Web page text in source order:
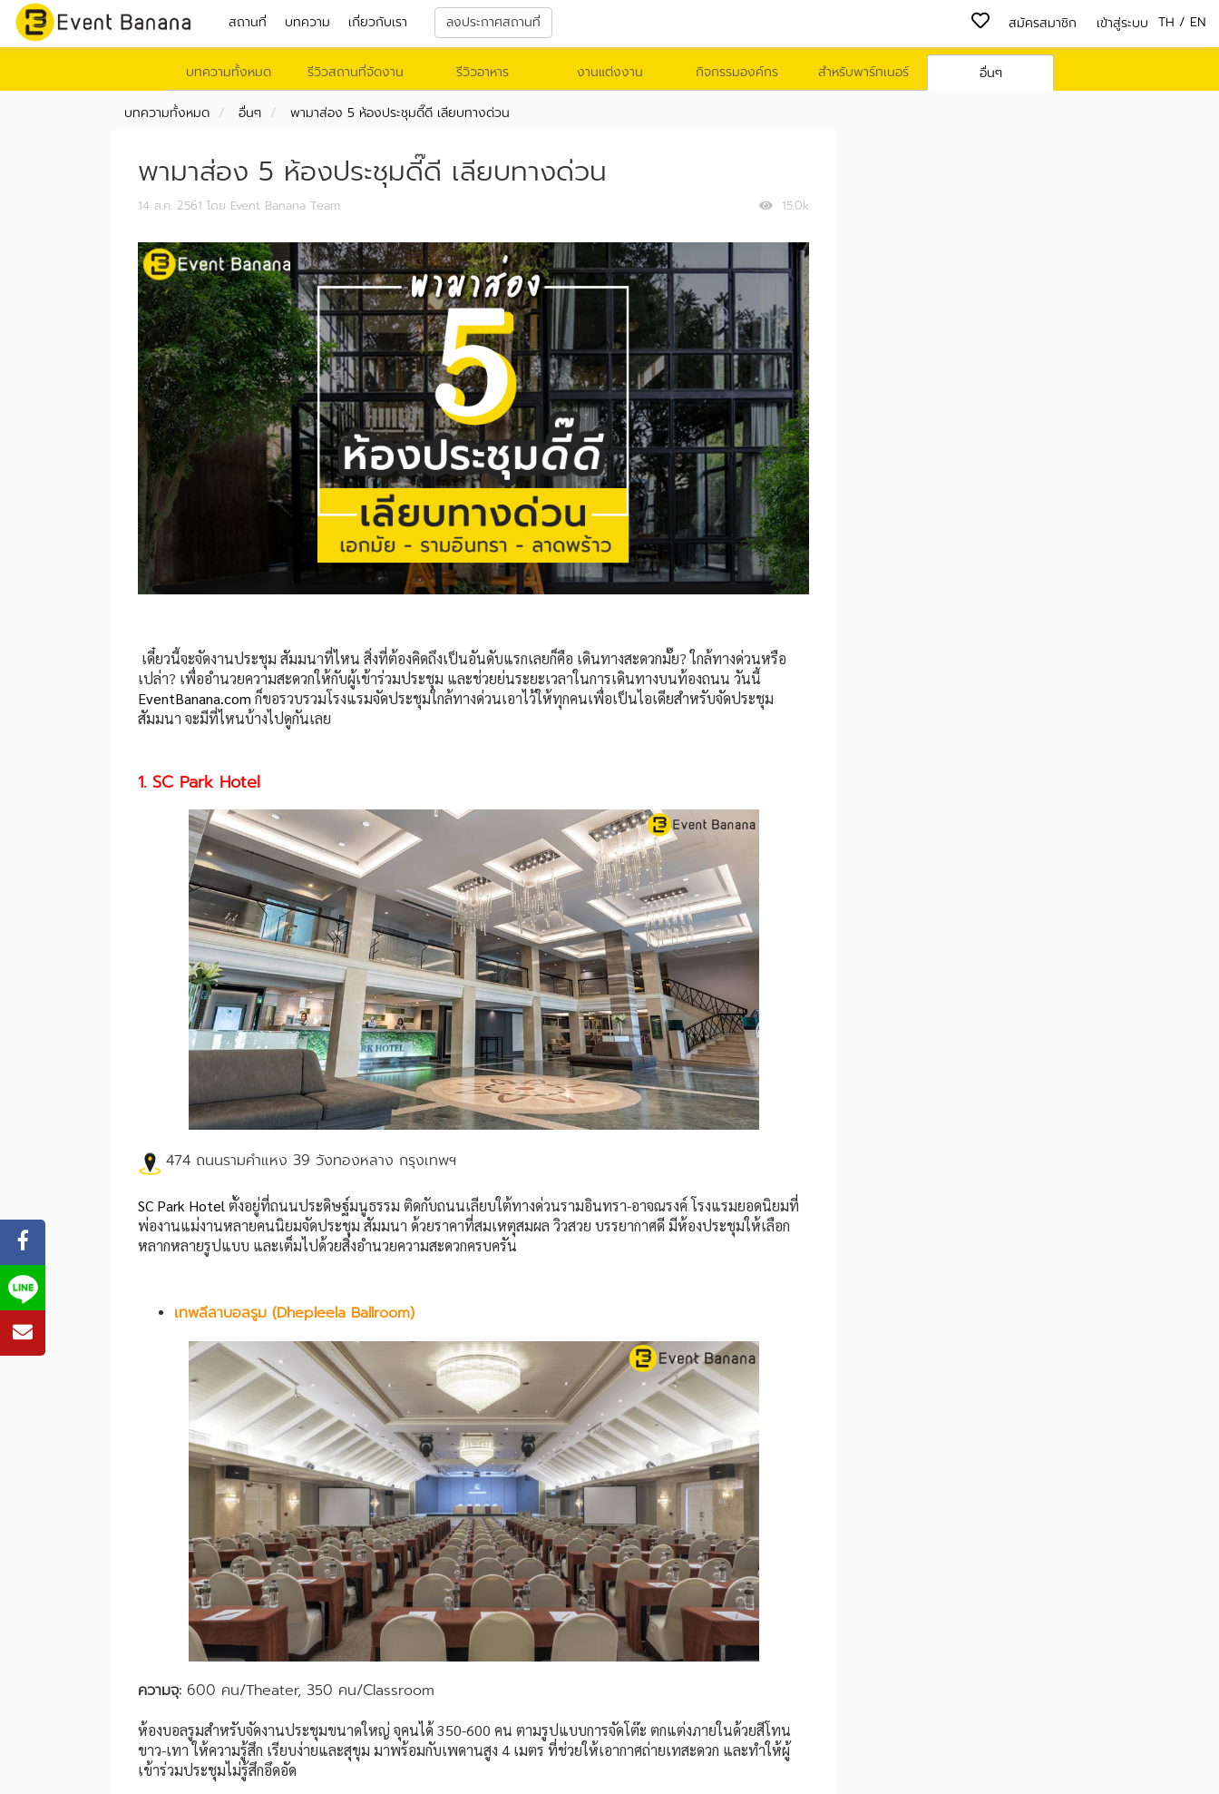
สถานที่ บทความ เกี่ยวกับเรา ลงประกาศสถานที่ TH / EN
สมัครสมาชิก เข้าสู่ระบบ
บทความทั้งหมด รีวิวสถานที่จัดงาน รีวิวอาหาร งานแต่งงาน กิจกรรมองค์กร สำหรับพาร์ทเนอร์ อื่นๆ
บทความทั้งหมด อื่นๆ พามาส่อง 5 ห้องประชุมดี๊ดี เลียบทางด่วน
พามาส่อง 5 ห้องประชุมดี๊ดี เลียบทางด่วน
15.0k
14 ส.ค. 2561 โดย Event Banana Team
เดี๋ยวนี้จะจัดงานประชุม สัมมนาที่ไหน สิ่งที่ต้องคิดถึงเป็นอันดับแรกเลยก็คือ เดินทางสะดวกมั๊ย? ใกล้ทางด่วนหรือ
เปล่า? เพื่ออำนวยความสะดวกให้กับผู้เข้าร่วมประชุม และช่วยย่นระยะเวลาในการเดินทางบนท้องถนน วันนี้
EventBanana.com ก็ขอรวบรวมโรงแรมจัดประชุมใกล้ทางด่วนเอาไว้ให้ทุกคนเพื่อเป็นไอเดียสำหรับจัดประชุม
สัมมนา จะมีที่ไหนบ้างไปดูกันเลย
1. SC Park Hotel
474 ถนนรามคำแหง 39 วังทองหลาง กรุงเทพฯ
SC Park Hotelตั้งอยู่ที่ถนนประดิษฐ์มนูธรรม ติดกับถนนเลียบใต้ทางด่วนรามอินทรา-อาจณรงค์ โรงแรมยอดนิยมที่
พ่องานแม่งานหลายคนนิยมจัดประชุม สัมมนา ด้วยราคาที่สมเหตุสมผล วิวสวย บรรยากาศดี มีห้องประชุมให้เลือก
หลากหลายรูปแบบ และเต็มไปด้วยสิ่งอำนวยความสะดวกครบครัน
เทพลีลาบอลรูม (Dhepleela Ballroom)
ความจุ: 600 คน/Theater, 350 คน/Classroom
ห้องบอลรูมสำหรับจัดงานประชุมขนาดใหญ่ จุคนได้ 350-600 คน ตามรูปแบบการจัดโต๊ะ ตกแต่งภายในด้วยสีโทน
ขาว-เทา ให้ความรู้สึก เรียบง่ายและสุขุม มาพร้อมกับเพดานสูง 4 เมตร ที่ช่วยให้เอากาศถ่ายเทสะดวก และทำให้ผู้
เข้าร่วมประชุมไม่รู้สึกอึดอัด